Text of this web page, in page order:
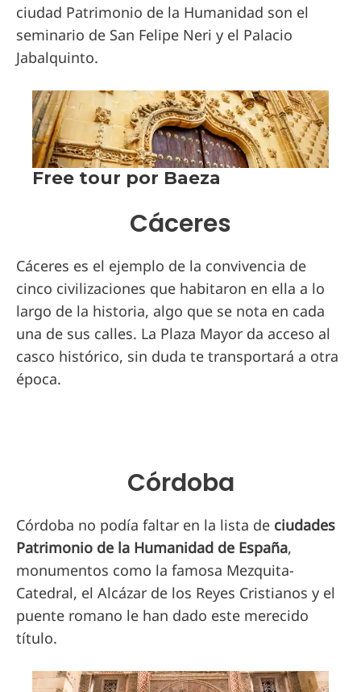
ciudad Patrimonio de la Humanidad son el
seminario de San Felipe Neri y el Palacio
Jabalquinto.
Cáceres
Cáceres es el ejemplo de la convivencia de
cinco civilizaciones que habitaron en ella a lo
largo de la historia, algo que se nota en cada
una de sus calles. La Plaza Mayor da acceso al
casco histórico, sin duda te transportará a otra
época.
Córdoba
Córdoba no podía faltar en la lista de ciudades
Patrimonio de la Humanidad de España,
monumentos como la famosa Mezquita-
Catedral, el Alcázar de los Reyes Cristianos y el
puente romano le han dado este merecido
título.